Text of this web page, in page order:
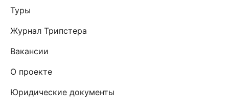
Туры
Журнал Трипстера
Вакансии
О проекте
Юридические документы